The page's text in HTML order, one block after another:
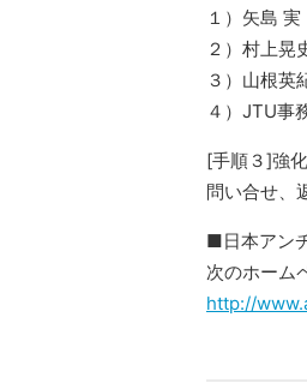
１）矢島 実
２）村上晃
３）山根英
４）JTU事
[手順３]強
問い合せ、
■日本アン
次のホーム
http://